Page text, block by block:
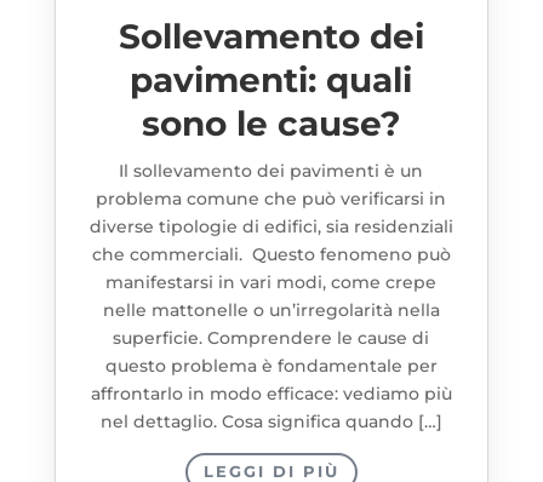
Sollevamento dei
pavimenti: quali
sono le cause?
Il sollevamento dei pavimenti è un
problema comune che può verificarsi in
diverse tipologie di edifici, sia residenziali
che commerciali. Questo fenomeno può
manifestarsi in vari modi, come crepe
nelle mattonelle o un’irregolarità nella
superficie. Comprendere le cause di
questo problema è fondamentale per
affrontarlo in modo efficace: vediamo più
nel dettaglio. Cosa significa quando […]
LEGGI DI PIÙ